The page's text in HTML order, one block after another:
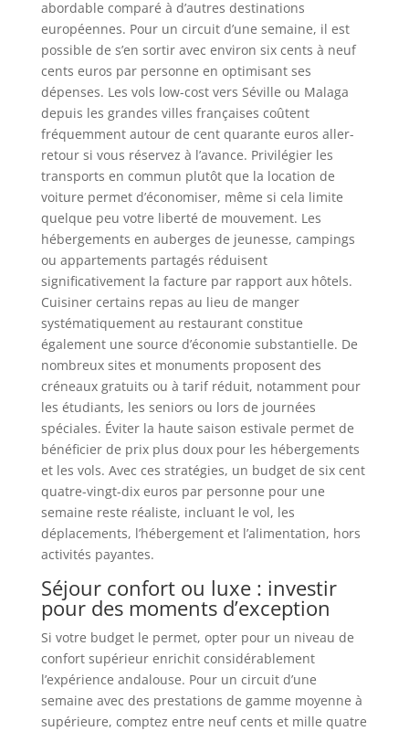
abordable comparé à d’autres destinations
européennes. Pour un circuit d’une semaine, il est
possible de s’en sortir avec environ six cents à neuf
cents euros par personne en optimisant ses
dépenses. Les vols low-cost vers Séville ou Malaga
depuis les grandes villes françaises coûtent
fréquemment autour de cent quarante euros aller-
retour si vous réservez à l’avance. Privilégier les
transports en commun plutôt que la location de
voiture permet d’économiser, même si cela limite
quelque peu votre liberté de mouvement. Les
hébergements en auberges de jeunesse, campings
ou appartements partagés réduisent
significativement la facture par rapport aux hôtels.
Cuisiner certains repas au lieu de manger
systématiquement au restaurant constitue
également une source d’économie substantielle. De
nombreux sites et monuments proposent des
créneaux gratuits ou à tarif réduit, notamment pour
les étudiants, les seniors ou lors de journées
spéciales. Éviter la haute saison estivale permet de
bénéficier de prix plus doux pour les hébergements
et les vols. Avec ces stratégies, un budget de six cent
quatre-vingt-dix euros par personne pour une
semaine reste réaliste, incluant le vol, les
déplacements, l’hébergement et l’alimentation, hors
activités payantes.
Séjour confort ou luxe : investir
pour des moments d’exception
Si votre budget le permet, opter pour un niveau de
confort supérieur enrichit considérablement
l’expérience andalouse. Pour un circuit d’une
semaine avec des prestations de gamme moyenne à
supérieure, comptez entre neuf cents et mille quatre